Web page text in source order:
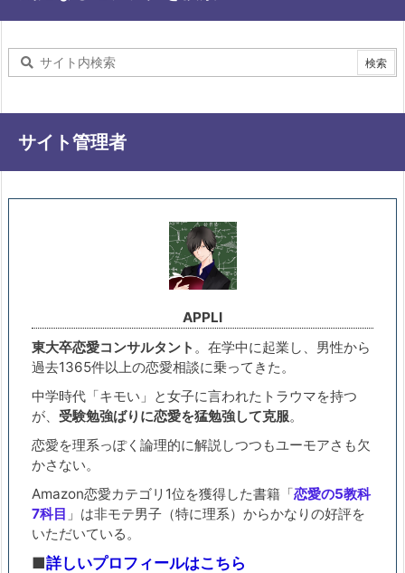
サイト管理者
APPLI
東大卒恋愛コンサルタント 。在学中に起業し、男性から
過去1365件以上の恋愛相談に乗ってきた。
中学時代「キモい」と女子に言われたトラウマを持つ
が、 受験勉強ばりに恋愛を猛勉強して克服。
恋愛を理系っぽく論理的に解説しつつもユーモアさも欠
かさない。
Amazon恋愛カテゴリ1位を獲得した書籍「恋愛の5教科
7科目 」は非モテ男子（特に理系）からかなりの好評を
いただいている。
■詳しいプロフィールはこちら